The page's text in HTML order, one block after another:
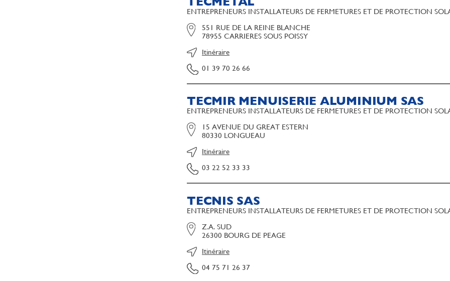
ENTREPRENEURS INSTALLATEURS DE FERMETURES ET DE PROTECTION
551 RUE DE LA REINE BLANCHE
78955 CARRIERES SOUS POISSY
Itinéraire
01 39 70 26 66
TECMIR MENUISERIE ALUMINIUM SAS
ENTREPRENEURS INSTALLATEURS DE FERMETURES ET DE PROTECTION
15 AVENUE DU GREAT ESTERN
80330 LONGUEAU
Itinéraire
03 22 52 33 33
TECNIS SAS
ENTREPRENEURS INSTALLATEURS DE FERMETURES ET DE PROTECTION
Z.A. SUD
26300 BOURG DE PEAGE
Itinéraire
04 75 71 26 37